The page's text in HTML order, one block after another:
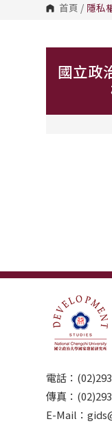
首頁 / 隱私
國立政
電話：
傳真：
E-Mail：